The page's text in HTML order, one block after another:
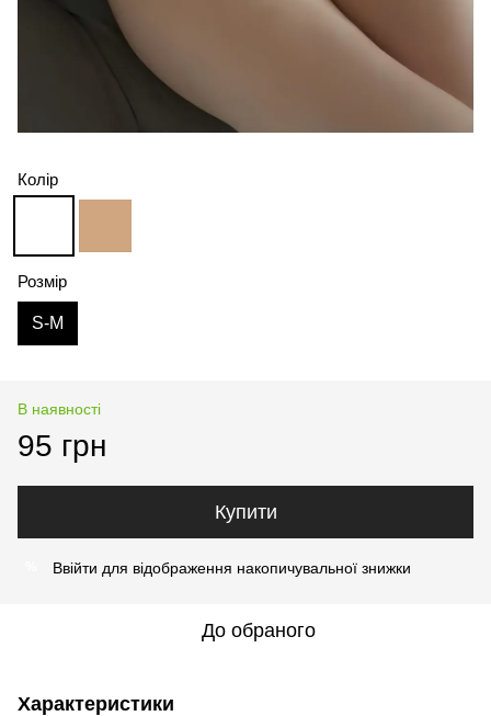
Колір
Розмір
S-M
В наявності
95 грн
Купити
Ввійти для відображення накопичувальної знижки
До обраного
Характеристики